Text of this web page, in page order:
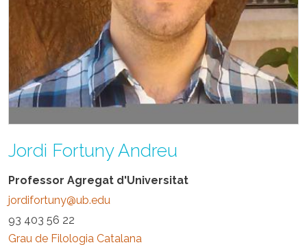
Jordi Fortuny Andreu
Professor Agregat d'Universitat
jordifortuny@ub.edu
93 403 56 22
Grau de Filologia Catalana